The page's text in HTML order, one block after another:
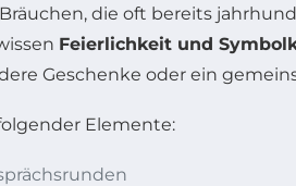
die oft bereits
Feierlichkeit und
Geschenke oder ein
Elemente: